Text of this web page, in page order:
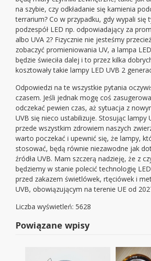
na szybie, czy odkładanie się kamienia
terrarium? Co w przypadku, gdy wypali się
podzespół LED np. odpowiadający za
albo UVA 2? Fizycznie nie jesteśmy
zobaczyć promieniowania UV, a lampa
będzie świeciła dalej i to przez kilka
kosztowały takie lampy LED UVB 2
Odpowiedzi na te wszystkie pytania
czasem. Jeśli jednak mogę coś
odczekać pewien czas, aż sytuacja z
UVB się nieco ustabilizuje. Stosując lampy
przede wszystkim zdrowiem naszych
warto poczekać i upewnić się, że lampy,
stosować, będą równie niezawodne jak
źródła UVB. Mam szczerą nadzieję, że z
będziemy w stanie polecić technologię
przed zakazem świetlówek, rtęciówek i
UVB, obowiązującym na terenie UE od
Liczba wyświetleń: 5628
Powiązane wpisy